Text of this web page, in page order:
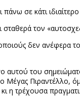
σε κάτι
τον
δεν ανέφερα
του
Μέγας Πιραντέλλο,
η τρέχουσα